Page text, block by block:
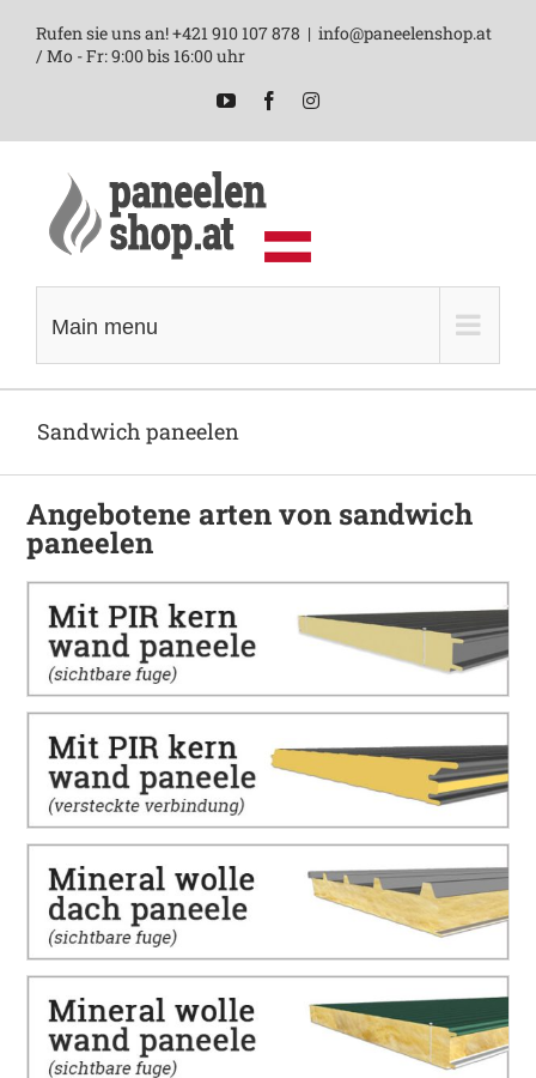
Rufen sie uns an! +421 910 107 878 | info@paneelenshop.at
/ Mo - Fr: 9:00 bis 16:00 uhr
YouTubeFacebookInstagram
Main menu
Sandwich paneelen
Angebotene arten von sandwich
paneelen